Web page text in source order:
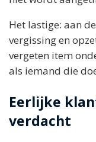
Het lastige: aan
vergissing en
vergeten item
als iemand die
Eerlijke
verdacht